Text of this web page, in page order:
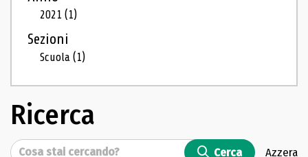
2021(1)
Sezioni
Scuola(1)
Ricerca
Cerca Cerca Azzera